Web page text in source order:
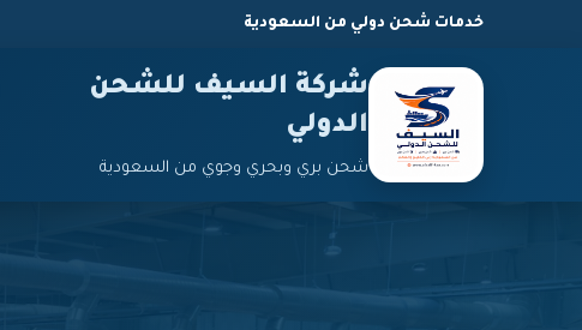
خدمات شحن دولي من السعودية
شركة السيف للشحن
الدولي
شحن بري وبحري وجوي من السعودية